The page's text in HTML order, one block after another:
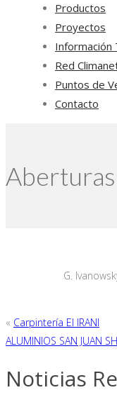
Productos
Proyectos
Información
Red
Puntos de
Contacto
Aberturas
G.
« Carpintería El IRANI
ALUMINIOS SAN JUAN SH
Noticias